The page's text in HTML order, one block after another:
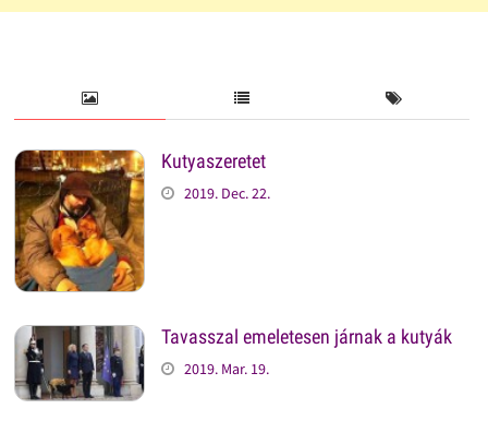
Kutyaszeretet
2019. Dec. 22.
Tavasszal emeletesen járnak a kutyák
2019. Mar. 19.